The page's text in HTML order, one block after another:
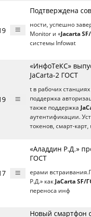
Подтверждена
ности, успешно
Monitor и «Jacarta
системы Infowat
«ИнфоТеКС»
JaCarta-2 ГОСТ
t в рабочих
поддержка
также поддержка
аутентификации.
токенов, смарт-карт,
«Аладдин Р.Д.»
ГОСТ
ерами
Р.Д.» как JaCarta SF/
переноса инф
Новый смартфон